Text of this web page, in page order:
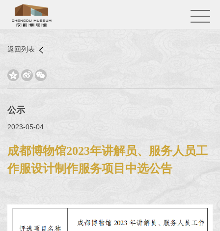
返回列表
  
公示
2023-05-04
成都博物馆2023年讲解员、服务人员工
作服设计制作服务项目中选公告